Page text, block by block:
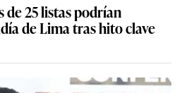
de 25 listas podrían
de Lima tras hito clave